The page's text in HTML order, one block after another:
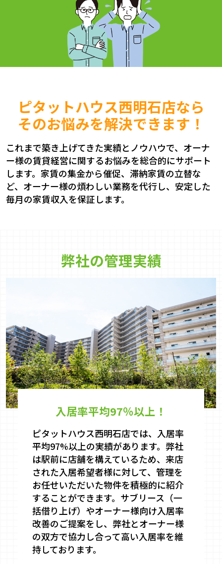
ピタットハウス西明石店なら
そのお悩みを解決できます！
これまで築き上げてきた実績とノウハウで、オーナ
ー様の賃貸経営に関するお悩みを総合的にサポート
します。家賃の集金から催促、滞納家賃の立替な
ど、オーナー様の煩わしい業務を代行し、安定した
毎月の家賃収入を保証します。
弊社の管理実績
入居率平均97％以上！
ピタットハウス西明石店では、入居率
平均97%以上の実績があります。弊社
は駅前に店舗を構えているため、来店
された入居希望者様に対して、管理を
お任せいただいた物件を積極的に紹介
することができます。サブリース（一
括借り上げ）やオーナー様向け入居率
改善のご提案をし、弊社とオーナー様
の双方で協力し合って高い入居率を維
持しております。